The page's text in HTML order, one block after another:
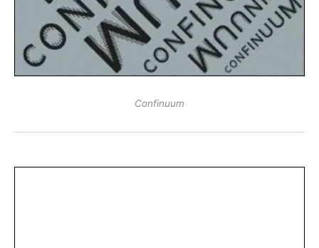
Confinuum